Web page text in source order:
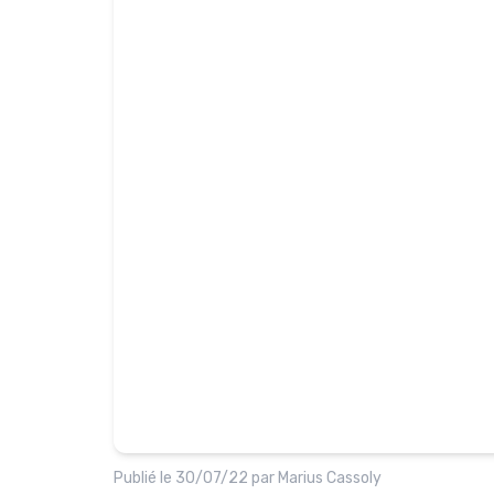
Publié le 30/07/22 par Marius Cassoly